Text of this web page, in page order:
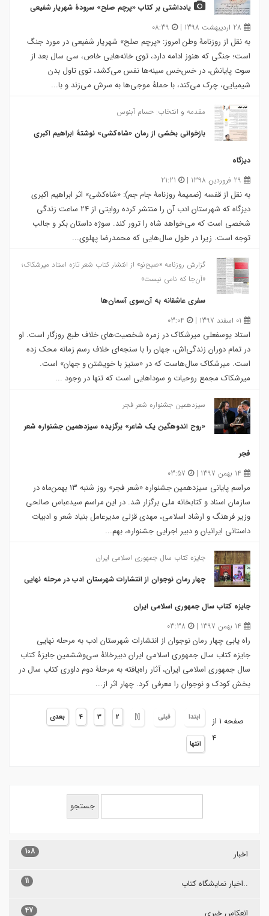
یادداشتی بر کتاب «پرچم صلح» سرودۀ شهریار شفیعی
به نقل از روزنامۀ وطن امروز:‌ «پرچم صلح» شهریار شفیعی در مورد جنگ
است؛ جنگی که هنوز ادامه دارد، توی خانه‌هایی خاص، سی سال بعد از
سوت پایانش، در خس‌خس سینه‌ها نفس می‌کشد، توی تاول بدن
شیمیایی، چرک می‌کند، با حملۀ موجی‌ها به سرش می‌زند و با...
مقدمه و انتخاب: حسام آبنوس
بازخوانی بخشی از رمان «شاه‌کشی» نوشتۀ ابراهیم اکبری
دیزگاه
به نقل از قفسه (ضمیمۀ روزنامۀ جام جم): «شاه‌كشی» اثر ابراهیم اكبری
دیزگاه كه شهرستان ادب آن را منتشر كرده روایتی از 24 ساعت زندگی
شخصی است كه می‌خواهد شاه را ترور كند. سوژه داستان بكر و جالب
توجه است. زیرا در طول سال‌هایی كه محمدرضا پهلوی...
گزارش روزنامه «صبح‌نو» از انتشار کتاب شعر تازه استاد میرشکاک؛
«آن‌جا که نامی نیست»
سفری عاشقانه به آن‌سوی آسما‌ن‌ها
استاد یوسفعلی میرشکاک در زمره شخصیت‌های خلاف طبع روزگار است. او
در تمام دوران زندگی‌اش، جهان را با سنجه‌ای خلاف رسم زمانه محک زده
است. میرشکاک سال‌هاست که در «ستیز با خویشتن و جهان» است.
میرشکاک مجمع روحیات و سوداهایی است که تنها در وجود ...
سیزدهمین جشنواره شعر فجر
«روح اندوهگین یک شاعر» برگزیده سیزدهمین جشنواره شعر
فجر
مراسم پایانی سیزدهمین جشنواره «شعر فجر» روز شنبه ۱۳ بهمن‌ماه در
سازمان اسناد و کتابخانه ملی برگزار شد. در این مراسم سیدعباس صالحی
وزیر فرهنگ و ارشاد اسلامی، مهدی قزلی مدیرعامل بنیاد شعر و ادبیات
داستانی ایرانیان و دبیر اجرایی جشنواره، بهم...
جایزه کتاب سال جمهوری اسلامی ایران
چهار رمان نوجوان از انتشارات شهرستان ادب در مرحله نهایی
جایزه کتاب سال جمهوری اسلامی ایران
راه یابی چهار رمان نوجوان از انتشارات شهرستان ادب به مرحله نهایی
جایزه کتاب سال جمهوری اسلامی ایران دبیرخانۀ سی‌وششمین جایزۀ کتاب
سال جمهوری اسلامی ایران، آثار راه‌یافته به مرحلۀ دوم داوری کتاب سال در
بخش کودک و نوجوان را معرفی کرد. چهار اثر از...
صفحه 1 از
4
ابتدا قبلی [1]
2
3
4 بعدی
انتها
اخبار 108
..اخبار نمایشگاه کتاب 11
انعکاس خبری 47